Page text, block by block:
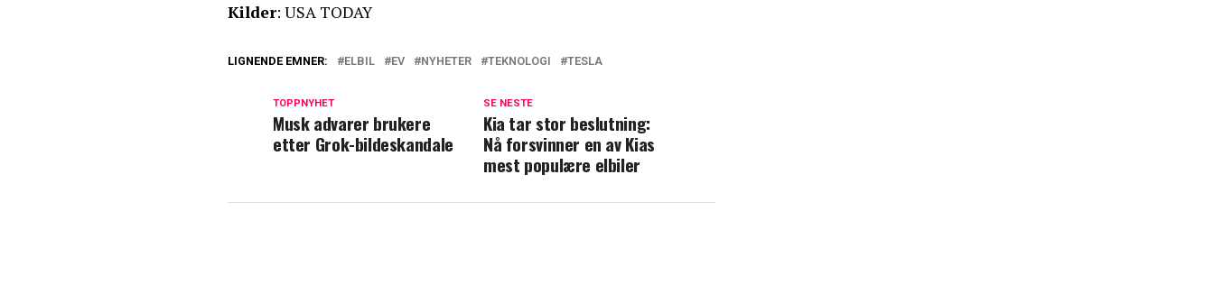
Kilder: USA TODAY
LIGNENDE EMNER: ELBIL EV NYHETER TEKNOLOGI TESLA
SE NESTE
Kia tar stor beslutning:
Nå forsvinner en av Kias
mest populære elbiler
TOPPNYHET
Musk advarer brukere
etter Grok-bildeskandale